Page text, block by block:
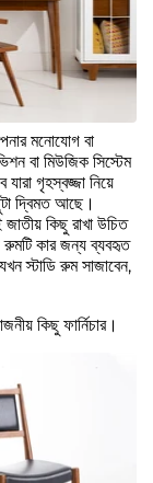
মনোযোগ বা
বা মিউজিক সিস্টেম
গৃহস্বজ্জা নিয়ে
দ্বিমত আছে।
কিছু রাখা উচিত
রুমটি কার জন্য ব্যবহৃত
স্টাডি রুম সাজাবেন,
কিছু ফার্নিচার।